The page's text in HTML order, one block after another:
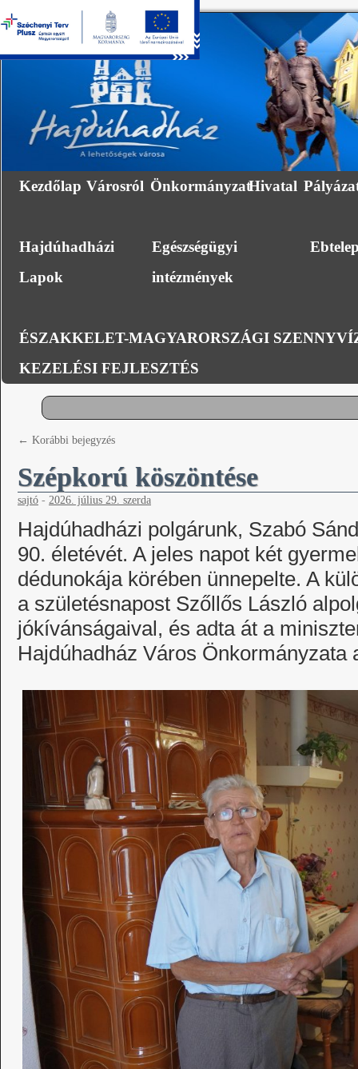
Kezdőlap Városról ÖnkormányzatHivatal
Hajdúhadházi
Lapok
Egészségügyi
intézmények
ÉSZAKKELET-MAGYARORSZÁGI
KEZELÉSI FEJLESZTÉS
← Korábbi bejegyzés
Szépkorú köszöntése
sajtó - 2026. július 29. szerda
Hajdúhadházi polgárunk, Szabó
90. életévét. A jeles napot két
dédunokája körében ünnepelte. A
a születésnapost Szőllős László
jókívánságaival, és adta át a
Hajdúhadház Város Önkormányzata